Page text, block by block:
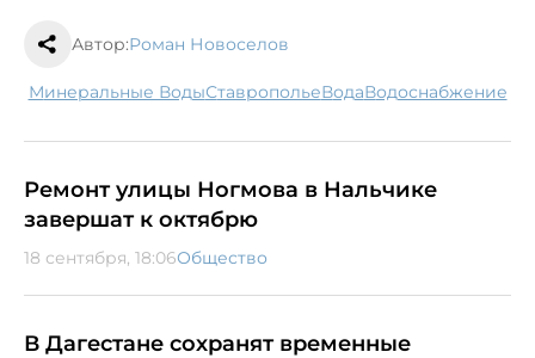
Автор:Роман Новоселов
Минеральные Воды Ставрополье вода водоснабжение
Ремонт улицы Ногмова в Нальчике
завершат к октябрю
18 сентября, 18:06Общество
В Дагестане сохранят временные